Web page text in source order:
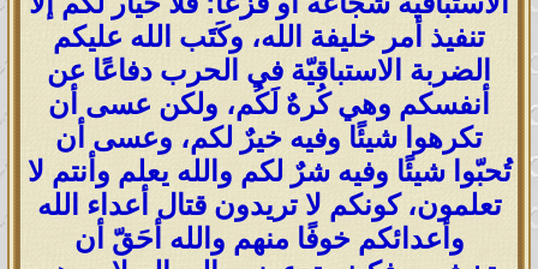
تنفيذ أمر خليفة الله، وكَتَب الله عليكم
الضربة الاستباقيّة في الحرب دفاعًا عن
أنفسكم وهي كُرهٌ لَكُم، ولكن عسى أن
تكرهوا شيئًا وفيه خيرٌ لكم، وعسى أن
تُحبّوا شيئًا وفيه شرٌ لكم والله يعلم وأنتم لا
تعلمون، كونكم لا تريدون قتال أعداء الله
وأعدائكم خوفًا منهم والله أحَقّ أن